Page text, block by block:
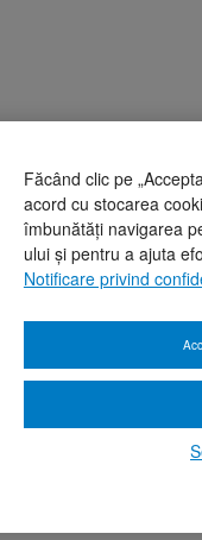
Făcând clic pe
acord cu stocarea
îmbunătăți navigarea
ului și pentru a ajuta
Notificare privind